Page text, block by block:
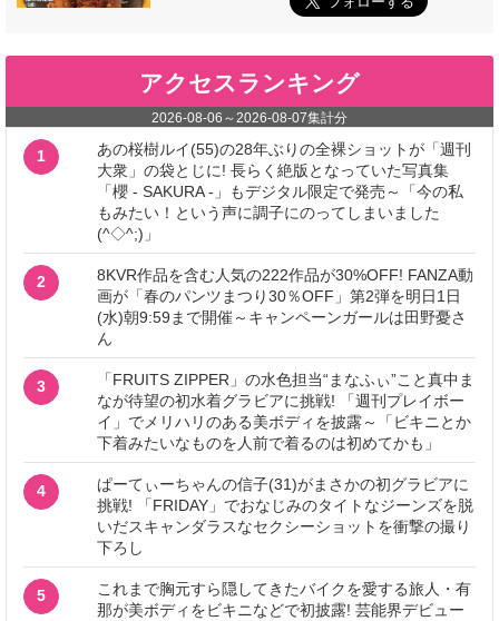
アクセスランキング
2026-08-06 ～2026-08-07集計分
1
あの桜樹ルイ(55)の28年ぶりの全裸ショットが「週刊
大衆」の袋とじに! 長らく絶版となっていた写真集
「櫻 - SAKURA -」もデジタル限定で発売～「今の私
もみたい！という声に調子にのってしまいました
(^◇^;)」
2
8KVR作品を含む人気の222作品が30%OFF! FANZA動
画が「春のパンツまつり30％OFF」第2弾を明日1日
(水)朝9:59まで開催～キャンペーンガールは田野憂さ
ん
3
「FRUITS ZIPPER」の水色担当“まなふぃ”こと真中ま
なが待望の初水着グラビアに挑戦! 「週刊プレイボー
イ」でメリハリのある美ボディを披露～「ビキニとか
下着みたいなものを人前で着るのは初めてかも」
4
ぱーてぃーちゃんの信子(31)がまさかの初グラビアに
挑戦! 「FRIDAY」でおなじみのタイトなジーンズを脱
いだスキャンダラスなセクシーショットを衝撃の撮り
下ろし
5
これまで胸元すら隠してきたバイクを愛する旅人・有
那が美ボディをビキニなどで初披露! 芸能界デビュー